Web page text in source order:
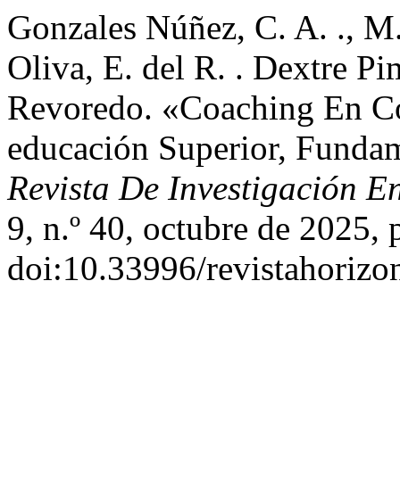
Gonzales Núñez, C. A. .,
Oliva, E. del R. . Dextre
Revoredo. «Coaching En
educación Superior,
Revista De Investigación
9, n.º 40, octubre de 2025,
doi:10.33996/